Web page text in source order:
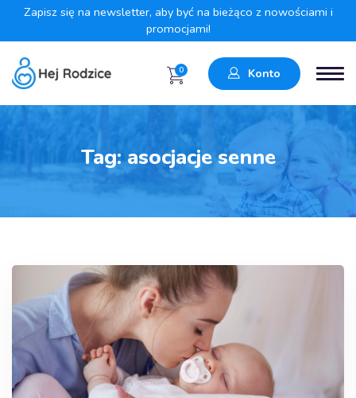
Zapisz się na newsletter, aby być na bieżąco z nowościami i
promocjami!
0 Konto
Tag:asocjacje senne